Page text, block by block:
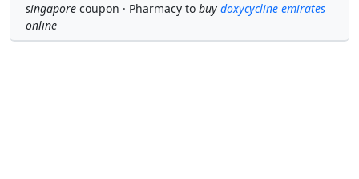
singapore coupon · Pharmacy to buy doxycycline emirates
online